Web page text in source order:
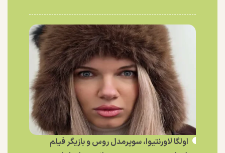
اولگا لاورنتیوا، سوپرمدل روس و بازیگر فیلم